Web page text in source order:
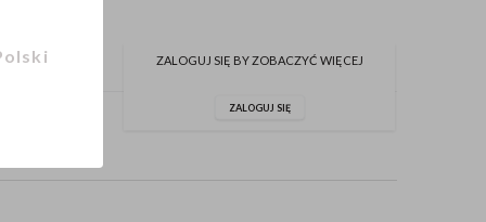
ZALOGUJ SIĘ BY ZOBACZYĆ WIĘCEJ
ZALOGUJ SIĘ